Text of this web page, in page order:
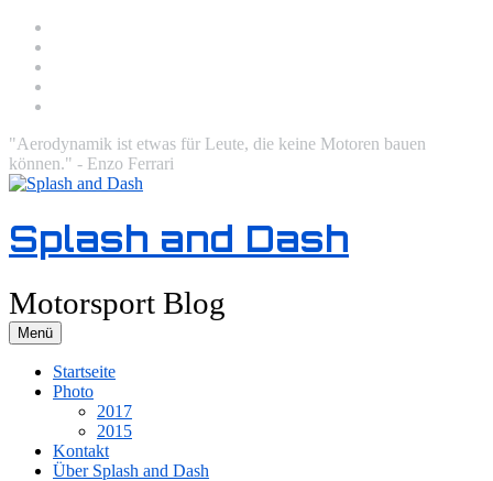
Zum
Inhalt
springen
"Aerodynamik ist etwas für Leute, die keine Motoren bauen
können." - Enzo Ferrari
Splash and Dash
Motorsport Blog
Menü
Startseite
Photo
2017
2015
Kontakt
Über Splash and Dash